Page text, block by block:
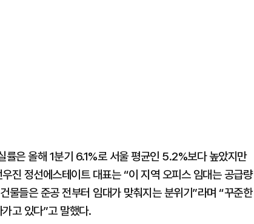
률은 올해 1분기 6.1%로 서울 평균인 5.2%보다 높았지만
진 정선에스테이트 대표는 “이 지역 오피스 임대는 공급량
물들은 준공 전부터 임대가 맞춰지는 분위기”라며 “꾸준한
고 있다”고 말했다.